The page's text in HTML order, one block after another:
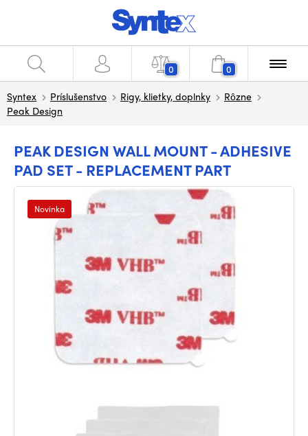
0 0
Syntex Príslušenstvo Rigy, klietky, doplnky
Rôzne
Peak Design
PEAK DESIGN WALL MOUNT - ADHESIVE
PAD SET - REPLACEMENT PART
Novinka